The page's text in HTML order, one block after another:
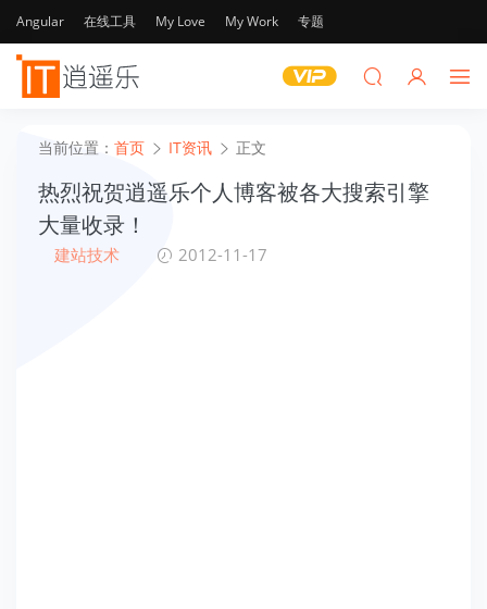
Angular 在线工具 My Love My Work 专题
当前位置： 首页 IT资讯 正文
热烈祝贺逍遥乐个人博客被各大搜索引擎
大量收录！
建站技术 2012-11-17